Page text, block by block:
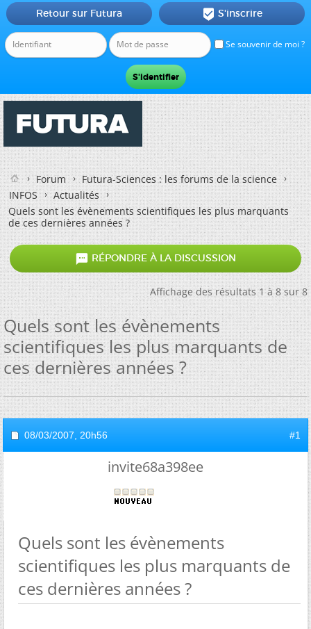
Se souvenir de moi ?
Retour sur Futura  S'inscrire
Forum
Futura-Sciences : les forums de la science
INFOS
Actualités
Quels sont les évènements scientifiques les plus marquants
de ces dernières années ?
 RÉPONDRE À LA DISCUSSION
Affichage des résultats 1 à 8 sur 8
Quels sont les évènements
scientifiques les plus marquants de
ces dernières années ?
08/03/2007, 20h56 #1
invite68a398ee
Quels sont les évènements
scientifiques les plus marquants de
ces dernières années ?